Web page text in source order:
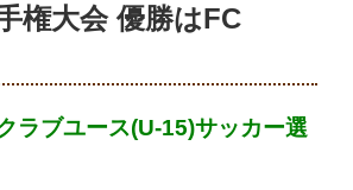
権大会 優勝はFC
ラブユース(U-15)サッカー選